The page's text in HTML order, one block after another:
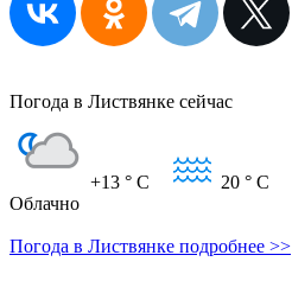
Погода в Листвянке сейчас
+13 ° C 20 ° C
Облачно
Погода в Листвянке подробнее >>